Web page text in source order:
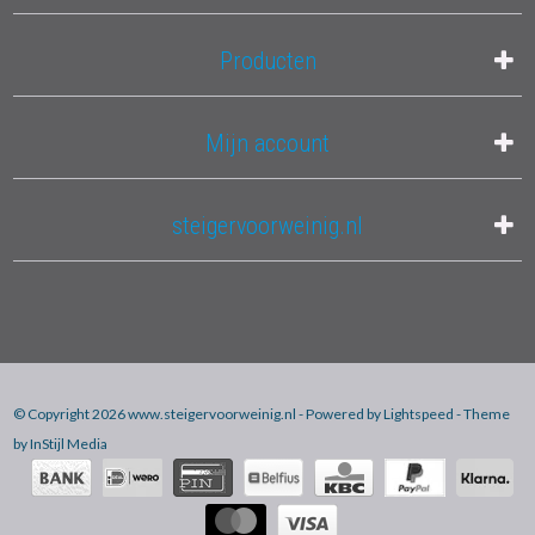
Producten
Mijn account
steigervoorweinig.nl
© Copyright 2026 www.steigervoorweinig.nl - Powered byLightspeed - Theme
byInStijl Media